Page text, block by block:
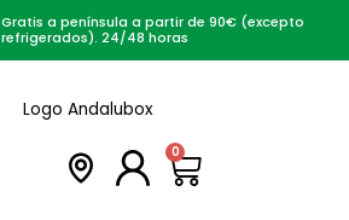
Gratis a península a partir de 90€ (excepto
refrigerados). 24/48 horas
0
Carrito